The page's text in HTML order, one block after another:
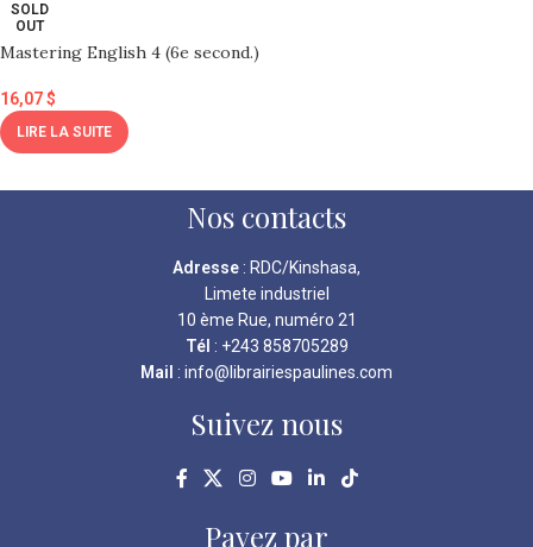
SOLD
OUT
Mastering English 4 (6e second.)
16,07$
LIRE LA SUITE
Nos contacts
Adresse : RDC/Kinshasa,
Limete industriel
10 ème Rue, numéro 21
Tél : +243 858705289
Mail : info@librairiespaulines.com
Suivez nous
Payez par